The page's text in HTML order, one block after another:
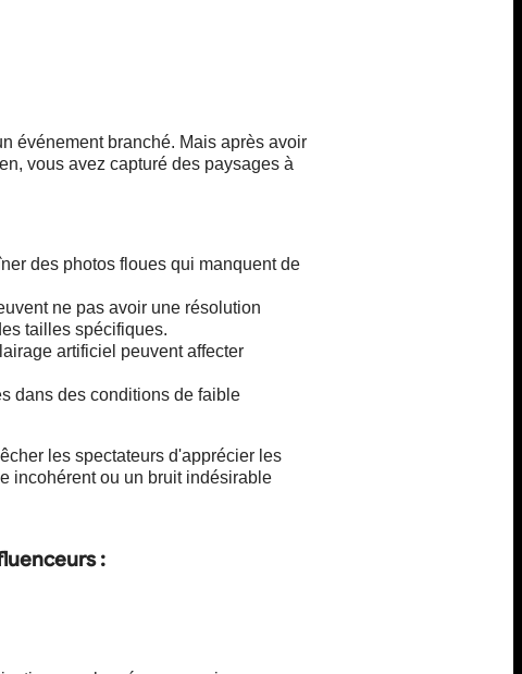
événement branché. Mais après avoir
vous avez capturé des paysages à
des photos floues qui manquent de
ne pas avoir une résolution
tailles spécifiques.
artificiel peuvent affecter
dans des conditions de faible
les spectateurs d'apprécier les
incohérent ou un bruit indésirable
: